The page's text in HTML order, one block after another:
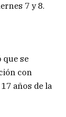
7 y 8.
se
con
años de la